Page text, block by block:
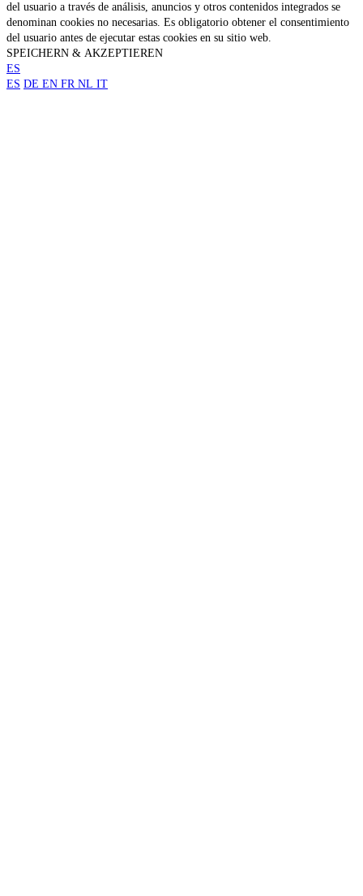
del usuario a través de análisis, anuncios y otros contenidos integrados se
denominan cookies no necesarias. Es obligatorio obtener el consentimiento
del usuario antes de ejecutar estas cookies en su sitio web.
SPEICHERN & AKZEPTIEREN
ES
ES DE EN FR NL IT